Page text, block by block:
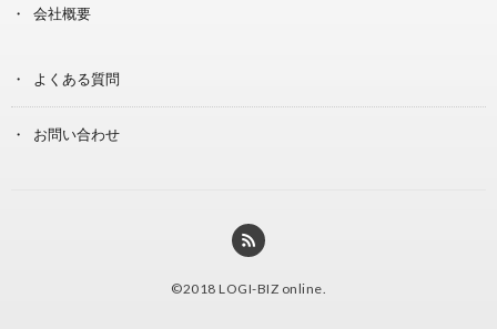
会社概要
よくある質問
お問い合わせ
©2018 LOGI-BIZ online